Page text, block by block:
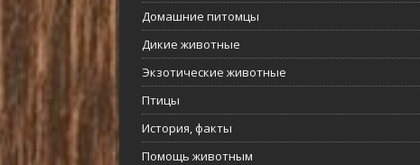
Домашние питомцы
Дикие животные
Экзотические животные
Птицы
История, факты
Помощь животным